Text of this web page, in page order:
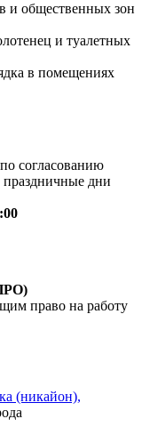
и общественных зон
и туалетных
в помещениях
согласованию
дни
право на работу
(никайон),